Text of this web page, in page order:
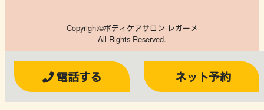
Copyright©ボディケアサロン レガーメ
All Rights Reserved.
電話する ネット予約